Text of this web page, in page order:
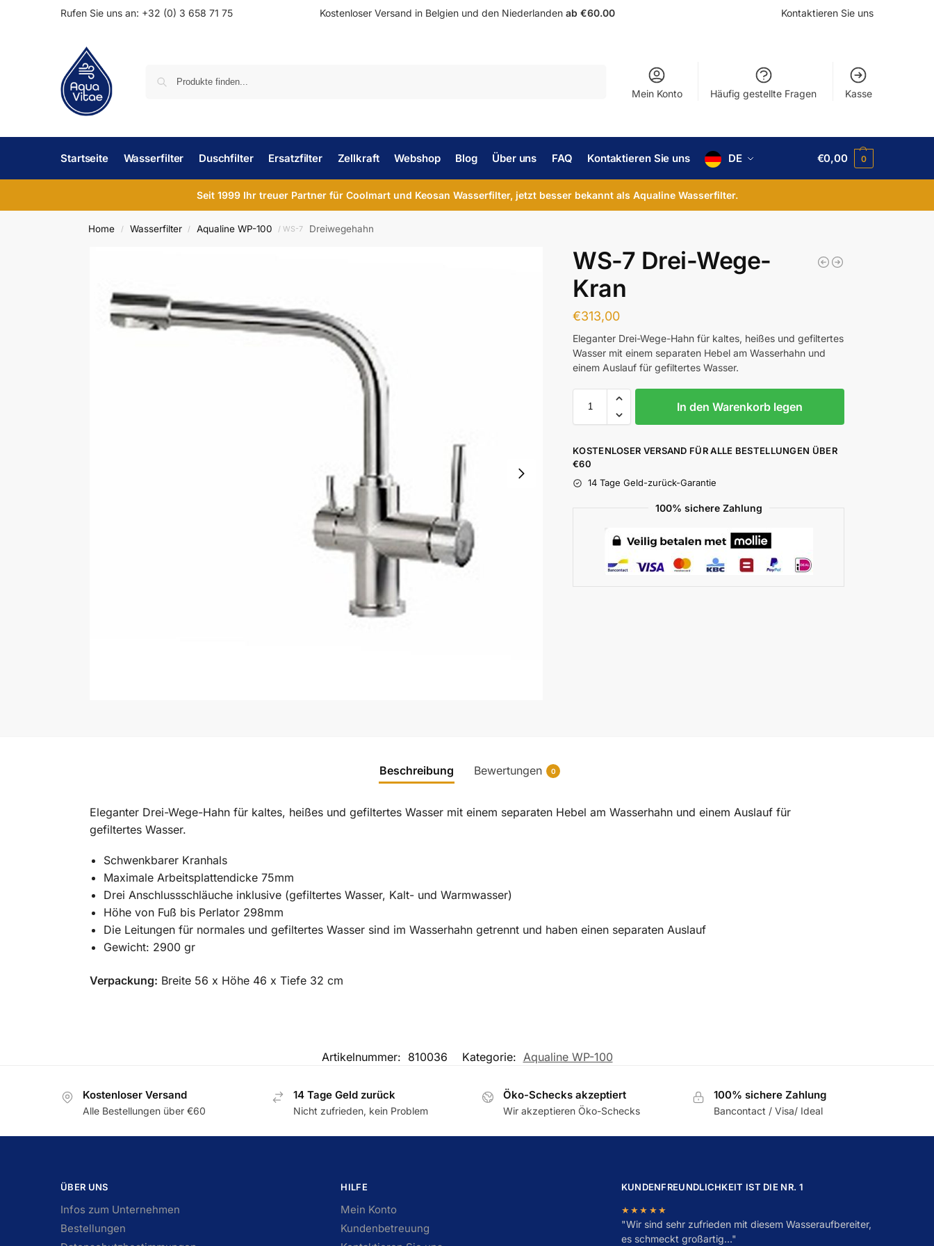
Rufen Sie uns an: +32 (0) 3 658 71 75 Kostenloser Versand in Belgien und den Niederlanden ab €60.00 Kontaktieren Sie uns
Mein Konto Häufig gestellte Fragen Kasse
Startseite Wasserfilter Duschfilter Ersatzfilter Zellkraft Webshop Blog Über uns FAQ Kontaktieren Sie uns DE €0,00 0
Seit 1999 Ihr treuer Partner für Coolmart und Keosan Wasserfilter, jetzt besser bekannt als Aqualine Wasserfilter.
Home / Wasserfilter / Aqualine WP-100 / WS-7 Dreiwegehahn
WS-7 Drei-Wege-
Kran
€313,00
Eleganter Drei-Wege-Hahn für kaltes, heißes und gefiltertes
Wasser mit einem separaten Hebel am Wasserhahn und
einem Auslauf für gefiltertes Wasser.
In den Warenkorb legen
KOSTENLOSER VERSAND FÜR ALLE BESTELLUNGEN ÜBER
€60
14 Tage Geld-zurück-Garantie
100% sichere Zahlung
Beschreibung Bewertungen 0
Eleganter Drei-Wege-Hahn für kaltes, heißes und gefiltertes Wasser mit einem separaten Hebel am Wasserhahn und einem Auslauf für
gefiltertes Wasser.
Schwenkbarer Kranhals
Maximale Arbeitsplattendicke 75mm
Drei Anschlussschläuche inklusive (gefiltertes Wasser, Kalt- und Warmwasser)
Höhe von Fuß bis Perlator 298mm
Die Leitungen für normales und gefiltertes Wasser sind im Wasserhahn getrennt und haben einen separaten Auslauf
Gewicht: 2900 gr
Verpackung: Breite 56 x Höhe 46 x Tiefe 32 cm
Artikelnummer: 810036 Kategorie: Aqualine WP-100
Kostenloser Versand
Alle Bestellungen über €60
14 Tage Geld zurück
Nicht zufrieden, kein Problem
Öko-Schecks akzeptiert
Wir akzeptieren Öko-Schecks
100% sichere Zahlung
Bancontact / Visa/ Ideal
ÜBER UNS
Infos zum Unternehmen
Bestellungen
HILFE
Mein Konto
Kundenbetreuung
KUNDENFREUNDLICHKEIT IST DIE NR. 1
★★★★★
"Wir sind sehr zufrieden mit diesem Wasseraufbereiter,
es schmeckt großartig..."